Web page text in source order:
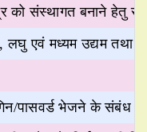
को संस्थागत बनाने
लघु एवं मध्यम उद्यम तथा
पासवर्ड भेजने के संबंध में